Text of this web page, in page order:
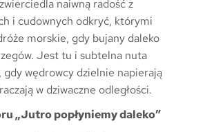
naiwną radość z
i cudownych odkryć, którymi
morskie, gdy bujany daleko
Jest tu i subtelna nuta
gdy wędrowcy dzielnie napierają
w dziwaczne odległości.
„Jutro popłyniemy daleko”